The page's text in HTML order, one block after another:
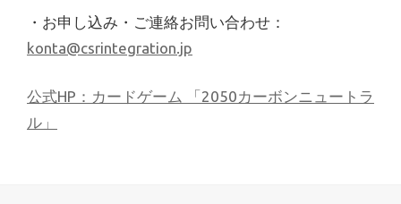
・お申し込み・ご連絡お問い合わせ：
konta@csrintegration.jp
公式HP：カードゲーム 「2050カーボンニュートラ
ル」